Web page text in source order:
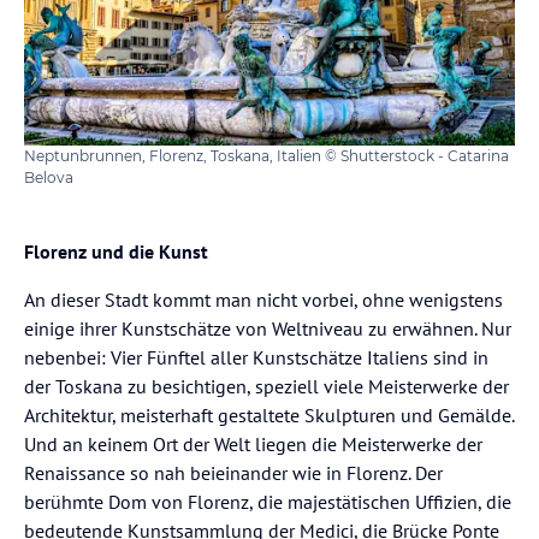
Landschaften im Hintergrund scheinen einer surreal
schönen Postkarte entnommen. Badeurlaub ist in der
Toskana ein Vergnügen für die gesamte Familie, denn das
Meer ist an einigen Stellen ruhig und flach, an anderen
wiederum ideal zum Windsurfen oder Wasserskifahren.
Neptunbrunnen, Florenz, Toskana, Italien © Shutterstock - Catarina
Belova
Florenz und die Kunst
An dieser Stadt kommt man nicht vorbei, ohne wenigstens
einige ihrer Kunstschätze von Weltniveau zu erwähnen. Nur
nebenbei: Vier Fünftel aller Kunstschätze Italiens sind in
der Toskana zu besichtigen, speziell viele Meisterwerke der
Architektur, meisterhaft gestaltete Skulpturen und Gemälde.
Und an keinem Ort der Welt liegen die Meisterwerke der
Renaissance so nah beieinander wie in Florenz. Der
berühmte Dom von Florenz, die majestätischen Uffizien, die
bedeutende Kunstsammlung der Medici, die Brücke Ponte